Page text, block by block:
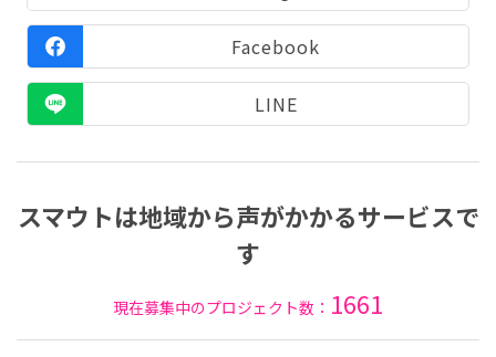
Facebook
LINE
スマウトは地域から声がかかるサービスで
す
現在募集中のプロジェクト数： 1661